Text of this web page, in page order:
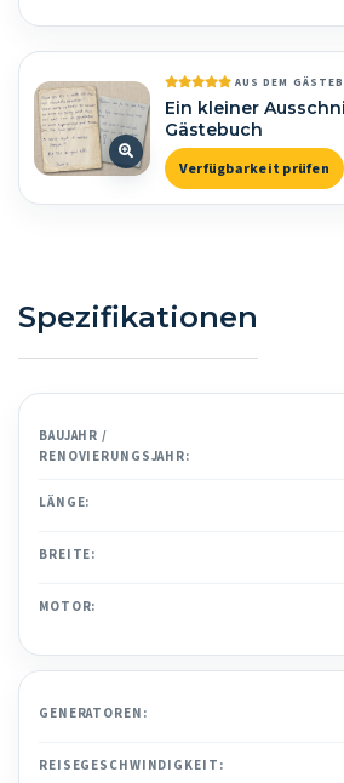
AUS DEM
Ein kleiner
Gästebuch
Verfügbarkeit prüfen
Spezifikationen
BAUJAHR /
RENOVIERUNGSJAHR:
LÄNGE:
BREITE:
MOTOR:
GENERATOREN:
REISEGESCHWINDIGKEIT: